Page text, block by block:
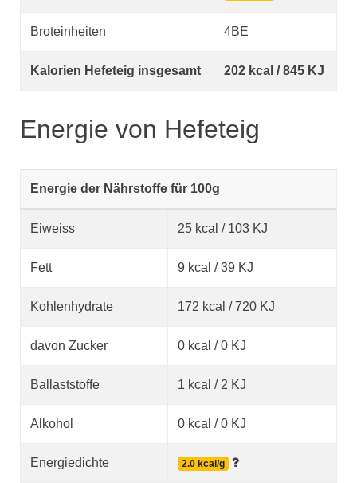
Broteinheiten 4BE
Kalorien Hefeteig insgesamt 202 kcal / 845 KJ
Energie von Hefeteig
Energie der Nährstoffe für 100g
Eiweiss 25 kcal / 103 KJ
Fett 9 kcal / 39 KJ
Kohlenhydrate 172 kcal / 720 KJ
davon Zucker 0 kcal / 0 KJ
Ballaststoffe 1 kcal / 2 KJ
Alkohol 0 kcal / 0 KJ
Energiedichte 2.0 kcal/g